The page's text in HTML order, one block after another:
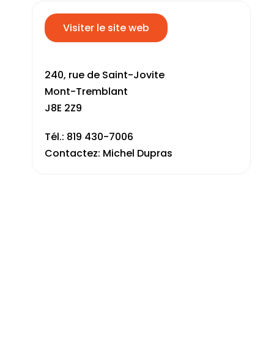
Visiter le site web
240, rue de Saint-Jovite
Mont-Tremblant
J8E 2Z9
Tél.: 819 430-7006
Contactez: Michel Dupras